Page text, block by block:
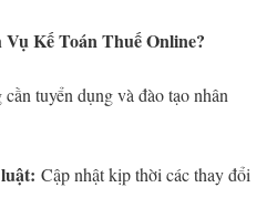
Kế Toán Thuế Online?
tuyển dụng và đào tạo nhân
Cập nhật kịp thời các thay đổi